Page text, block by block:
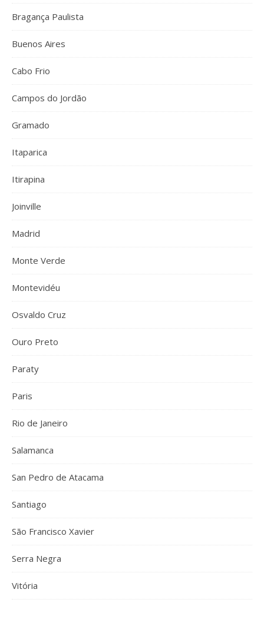
Bragança Paulista
Buenos Aires
Cabo Frio
Campos do Jordão
Gramado
Itaparica
Itirapina
Joinville
Madrid
Monte Verde
Montevidéu
Osvaldo Cruz
Ouro Preto
Paraty
Paris
Rio de Janeiro
Salamanca
San Pedro de Atacama
Santiago
São Francisco Xavier
Serra Negra
Vitória